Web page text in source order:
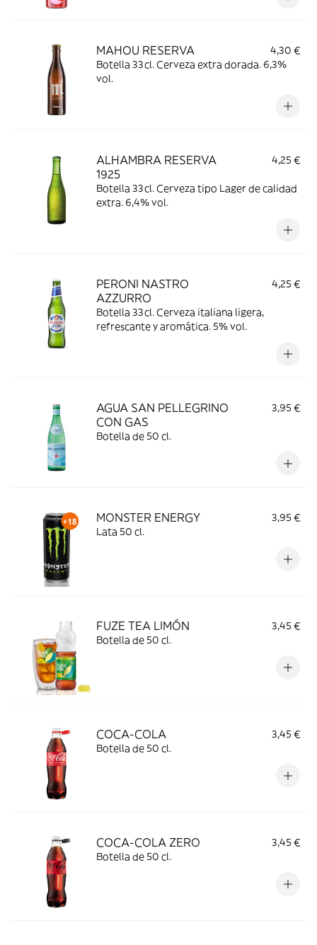
MAHOU RESERVA
4,30 €
Botella 33cl. Cerveza extra dorada. 6,3%
vol.
ALHAMBRA RESERVA
1925
4,25 €
Botella 33cl. Cerveza tipo Lager de calidad
extra. 6,4% vol.
PERONI NASTRO
AZZURRO
4,25 €
Botella 33cl. Cerveza italiana ligera,
refrescante y aromática. 5% vol.
AGUA SAN PELLEGRINO
CON GAS
3,95 €
Botella de 50 cl.
MONSTER ENERGY
3,95 €
Lata 50 cl.
FUZE TEA LIMÓN
3,45 €
Botella de 50 cl.
COCA-COLA
3,45 €
Botella de 50 cl.
COCA-COLA ZERO
3,45 €
Botella de 50 cl.